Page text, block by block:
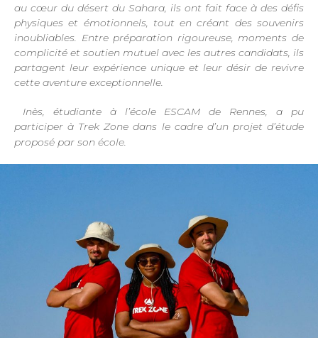
au cœur du désert du Sahara, ils ont fait face à des défis
physiques et émotionnels, tout en créant des souvenirs
inoubliables. Entre préparation rigoureuse, moments de
complicité et soutien mutuel avec les autres candidats, ils
partagent leur expérience unique et leur désir de revivre
cette aventure exceptionnelle.
Inès, étudiante à l’école ESCAM de Rennes, a pu
participer à Trek Zone dans le cadre d’un projet d’étude
proposé par son école.